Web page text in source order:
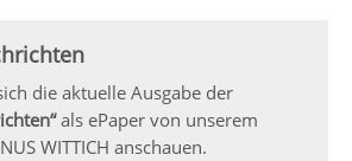
die aktuelle Ausgabe der
als ePaper von unserem
WITTICH anschauen.